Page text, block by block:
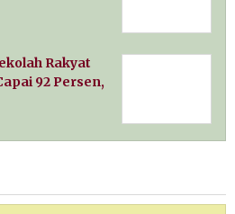
Rakyat
92 Persen,